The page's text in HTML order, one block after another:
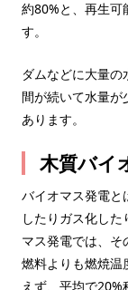
約80%と、再生可
す。
ダムなどに大量
間が続いて水量が
あります。
木質バイ
バイオマス発電と
したりガス化し
マス発電では、
燃料よりも燃焼温
えず、平均で20%